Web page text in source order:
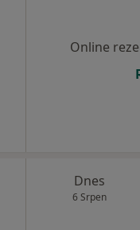
Online
Dnes
6 Srpen